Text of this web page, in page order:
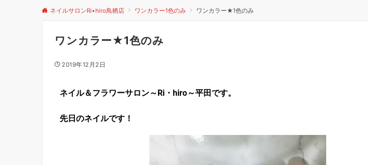
ネイルサロンRi•hiro鳥栖店 ワンカラー1色のみ ワンカラー★1色のみ
ワンカラー★1色のみ
2019年12月2日
ネイル＆フラワーサロン～Ri・hiro～平田です。
先日のネイルです！